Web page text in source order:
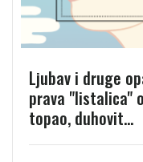
Ljubav i druge
prava "listalica"
topao, duhovit...